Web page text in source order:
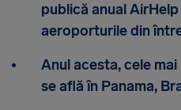
publică anual
aeroporturile din
Anul acesta, cele
se află în Panama,